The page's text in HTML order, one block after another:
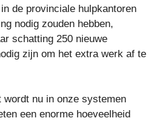
de provinciale hulpkantoren
nodig zouden hebben,
schatting 250 nieuwe
zijn om het extra werk af te
wordt nu in onze systemen
een enorme hoeveelheid